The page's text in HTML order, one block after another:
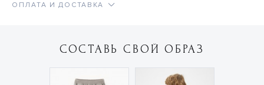
ОПЛАТА И ДОСТАВКА
СОСТАВЬ СВОЙ ОБРАЗ